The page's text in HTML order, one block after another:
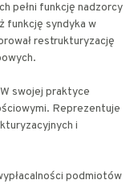
pełni funkcję nadzorcy
funkcję syndyka w
restrukturyzację
swojej praktyce
Reprezentuje
i
podmiotów